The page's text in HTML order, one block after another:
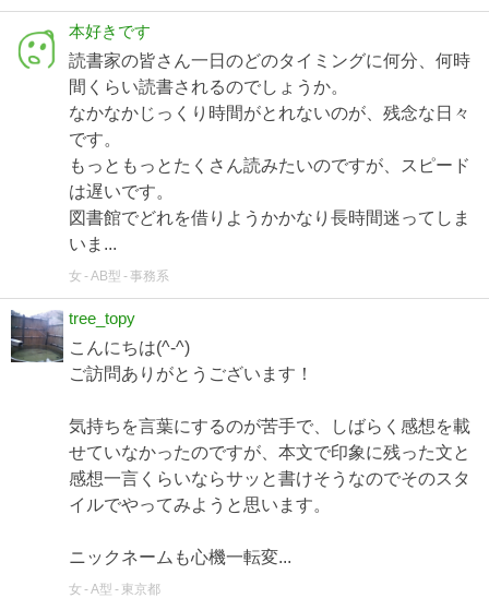
本好きです
読書家の皆さん一日のどのタイミングに何分、何時
間くらい読書されるのでしょうか。
なかなかじっくり時間がとれないのが、残念な日々
です。
もっともっとたくさん読みたいのですが、スピード
は遅いです。
図書館でどれを借りようかかなり長時間迷ってしま
いま...
女 AB型 事務系
tree_topy
こんにちは(^-^)
ご訪問ありがとうございます！
気持ちを言葉にするのが苦手で、しばらく感想を載
せていなかったのですが、本文で印象に残った文と
感想一言くらいならサッと書けそうなのでそのスタ
イルでやってみようと思います。
ニックネームも心機一転変...
女 A型 東京都